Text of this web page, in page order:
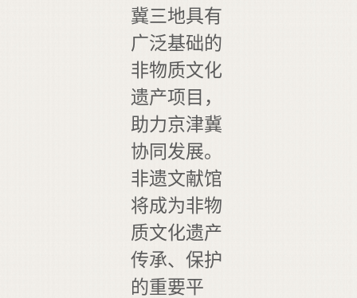
冀三地具有
广泛基础的
非物质文化
遗产项目，
助力京津冀
协同发展。
非遗文献馆
将成为非物
质文化遗产
传承、保护
的重要平